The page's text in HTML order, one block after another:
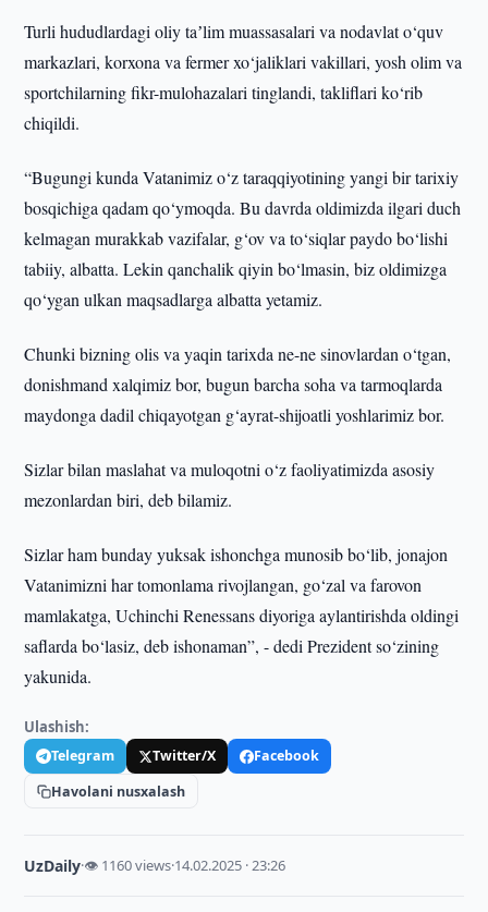
Turli hududlardagi oliy taʼlim muassasalari va nodavlat o‘quv
markazlari, korxona va fermer xo‘jaliklari vakillari, yosh olim va
sportchilarning fikr-mulohazalari tinglandi, takliflari ko‘rib
chiqildi.
“Bugungi kunda Vatanimiz o‘z taraqqiyotining yangi bir tarixiy
bosqichiga qadam qo‘ymoqda. Bu davrda oldimizda ilgari duch
kelmagan murakkab vazifalar, g‘ov va to‘siqlar paydo bo‘lishi
tabiiy, albatta. Lekin qanchalik qiyin bo‘lmasin, biz oldimizga
qo‘ygan ulkan maqsadlarga albatta yetamiz.
Chunki bizning olis va yaqin tarixda ne-ne sinovlardan o‘tgan,
donishmand xalqimiz bor, bugun barcha soha va tarmoqlarda
maydonga dadil chiqayotgan g‘ayrat-shijoatli yoshlarimiz bor.
Sizlar bilan maslahat va muloqotni o‘z faoliyatimizda asosiy
mezonlardan biri, deb bilamiz.
Sizlar ham bunday yuksak ishonchga munosib bo‘lib, jonajon
Vatanimizni har tomonlama rivojlangan, go‘zal va farovon
mamlakatga, Uchinchi Renessans diyoriga aylantirishda oldingi
saflarda bo‘lasiz, deb ishonaman”, - dedi Prezident so‘zining
yakunida.
Ulashish:
Telegram Twitter/X
Facebook
Havolani nusxalash
UzDaily·👁 1160 views·14.02.2025 · 23:26